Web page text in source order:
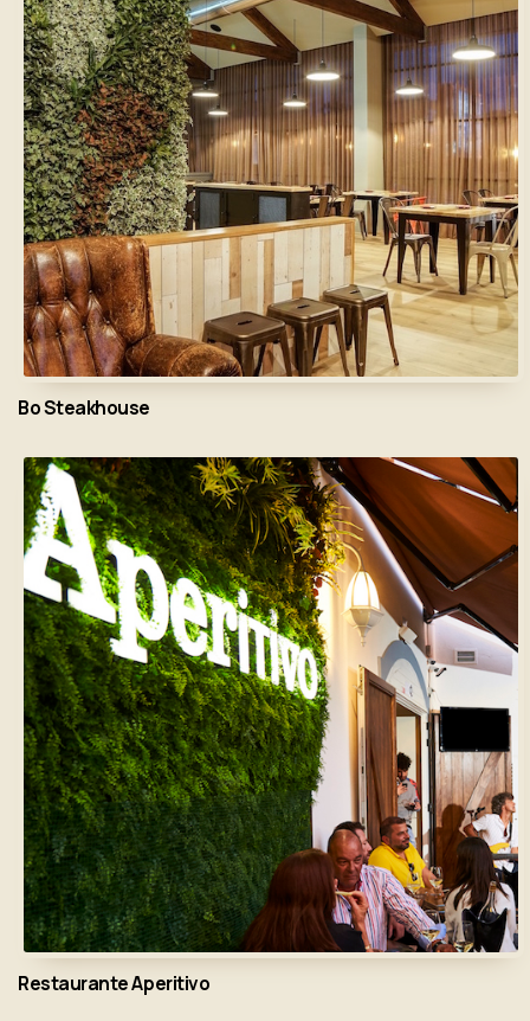
Bo Steakhouse
Restaurante Aperitivo